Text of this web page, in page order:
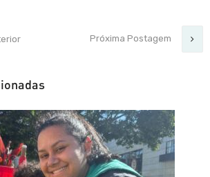
Próxima Postagem